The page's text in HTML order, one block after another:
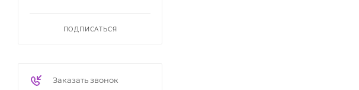
ПОДПИСАТЬСЯ
Заказать звонок